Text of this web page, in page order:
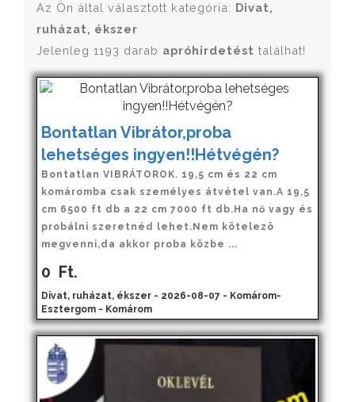
Az Ön által választott kategória: Divat,
ruházat, ékszer
Jelenleg 1193 darab apróhirdetést találhat!
Bontatlan Vibrátor,proba
lehetséges ingyen!!Hétvégén?
Bontatlan VIBRÁTOROK. 19,5 cm és 22 cm
komáromba csak személyes átvétel van.A 19,5
cm 6500 ft db a 22 cm 7000 ft db.Ha nő vagy és
probálni szeretnéd lehet.Nem kötelezö
megvenni,da akkor proba közbe ...
0 Ft.
Divat, ruházat, ékszer - 2026-08-07 - Komárom-
Esztergom - Komárom